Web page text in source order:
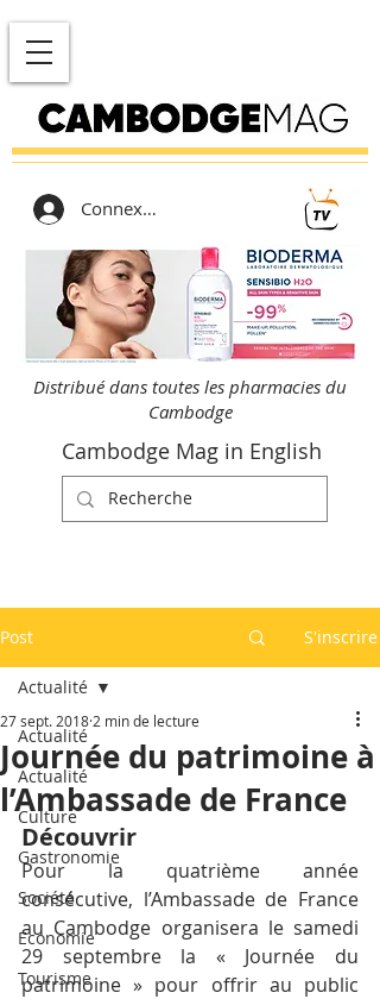
Connexion
Distribué dans toutes les pharmacies du
Cambodge
Cambodge Mag in English
Post S'inscrire
Actualité
Actualité
Culture
Gastronomie
Société
Economie
Tourisme
Actualité
Journée du patrimoine à
l’Ambassade de France
27 sept. 2018 2 min de lecture
Découvrir
Pour la quatrième année
consécutive, l’Ambassade de France
au Cambodge organisera le samedi
29 septembre la « Journée du
patrimoine » pour offrir au public